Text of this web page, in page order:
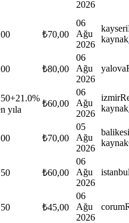
2026
₺70,00
06
Ağu
2026
kayseri
kaynak
₺80,00
06
Ağu
2026
yalova
+21.0%
yıla
₺60,00
06
Ağu
2026
izmir
kaynak
₺70,00
05
Ağu
2026
kaynak
₺60,00
06
Ağu
2026
₺45,00
06
Ağu
2026
corum